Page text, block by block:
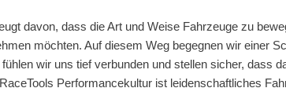
davon, dass die Art und Weise Fahrzeuge zu
möchten. Auf diesem Weg begegnen wir einer
wir uns tief verbunden und stellen sicher, dass
Performancekultur ist leidenschaftliches